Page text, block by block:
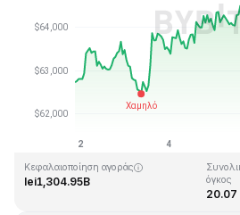
Τελευταία ενημέρωση στις: 2026-08-08, 20:21
lei126,080.00
Κεφαλαιοποίηση αγοράς
lei1,304.95B
όγκος
20.07